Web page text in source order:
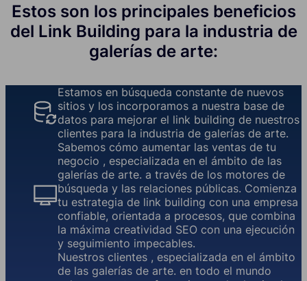
Estos son los principales beneficios
del Link Building para la industria de
galerías de arte:
Estamos en búsqueda constante de nuevos
sitios y los incorporamos a nuestra base de
datos para mejorar el link building de nuestros
clientes para la industria de galerías de arte.
Sabemos cómo aumentar las ventas de tu
negocio , especializada en el ámbito de las
galerías de arte. a través de los motores de
búsqueda y las relaciones públicas. Comienza
tu estrategia de link building con una empresa
confiable, orientada a procesos, que combina
la máxima creatividad SEO con una ejecución
y seguimiento impecables.
Nuestros clientes , especializada en el ámbito
de las galerías de arte. en todo el mundo